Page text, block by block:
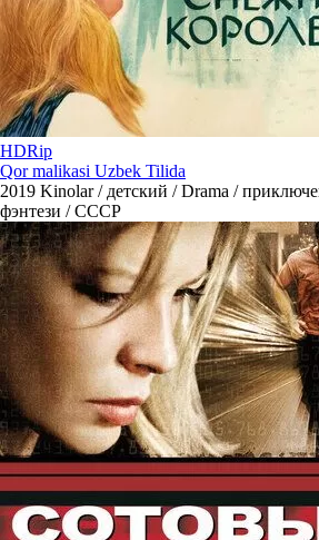
HDRip
Qor malikasi Uzbek Tilida
2019 Kinolar / детский / Drama /
фэнтези / СССР